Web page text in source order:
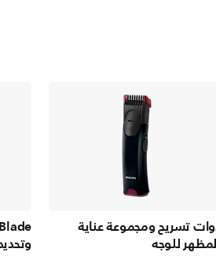
تسريح ومجموعة عناية
للوجه